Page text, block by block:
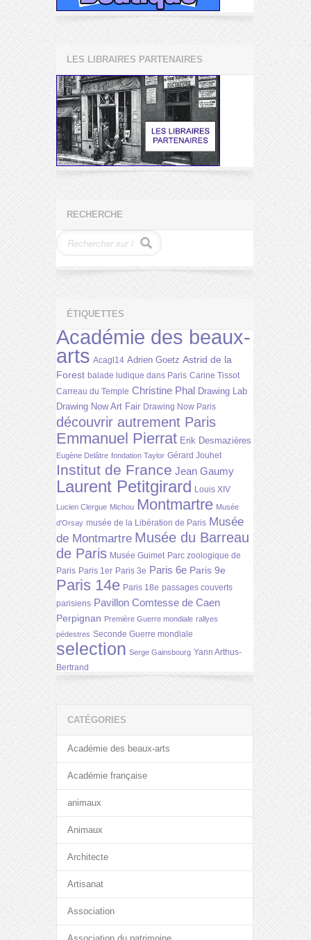
LES LIBRAIRES PARTENAIRES
RECHERCHE
ÉTIQUETTES
Académie des beaux-
arts Acagl14 Adrien Goetz Astrid de la
Forest balade ludique dans Paris Carine Tissot
Carreau du Temple Christine Phal Drawing Lab
Drawing Now Art Fair Drawing Now Paris
découvrir autrement Paris
Emmanuel Pierrat Erik Desmazières
Eugène Delâtre fondation Taylor Gérard Jouhet
Institut de France Jean Gaumy
Laurent Petitgirard Louis XIV
Lucien Clergue Michou Montmartre Musée
d'Orsay musée de la Libération de Paris Musée
de Montmartre Musée du Barreau
de Paris Musée Guimet Parc zoologique de
Paris Paris 1er Paris 3e Paris 6e Paris 9e
Paris 14e Paris 18e passages couverts
parisiens Pavillon Comtesse de Caen
Perpignan Première Guerre mondiale rallyes
pédestres Seconde Guerre mondiale
selection Serge Gainsbourg Yann Arthus-
Bertrand
CATÉGORIES
Académie des beaux-arts
Académie française
animaux
Animaux
Architecte
Artisanat
Association